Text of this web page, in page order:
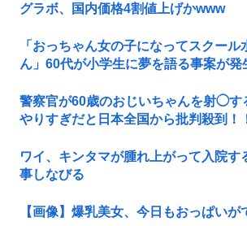
グラボ、国内価格4割値上げかwww
「おっちゃん女の子になってスクール
ん」60代が小学生に夢を語る事案が発
警察官が60歳のおじいちゃんを射◯す
やりすぎだと日本全国から批判殺到！
ワイ、キンタマが腫れ上がって入院す
事しなびる
【画像】爆乳美女、今日もおっぱいが